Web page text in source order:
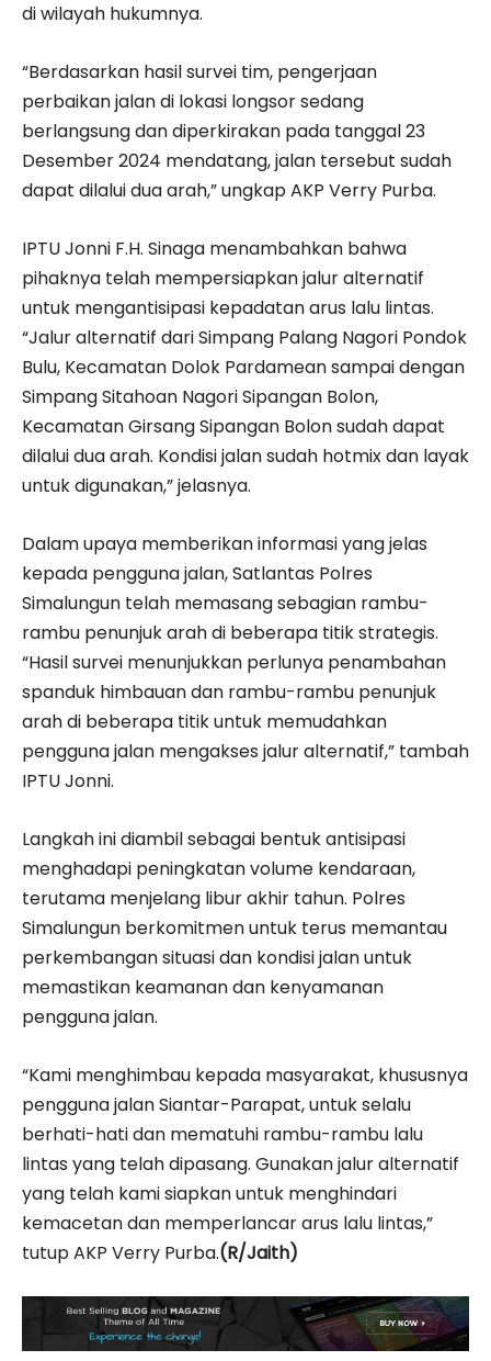
di wilayah hukumnya.
“Berdasarkan hasil survei tim, pengerjaan
perbaikan jalan di lokasi longsor sedang
berlangsung dan diperkirakan pada tanggal 23
Desember 2024 mendatang, jalan tersebut sudah
dapat dilalui dua arah,” ungkap AKP Verry Purba.
IPTU Jonni F.H. Sinaga menambahkan bahwa
pihaknya telah mempersiapkan jalur alternatif
untuk mengantisipasi kepadatan arus lalu lintas.
“Jalur alternatif dari Simpang Palang Nagori Pondok
Bulu, Kecamatan Dolok Pardamean sampai dengan
Simpang Sitahoan Nagori Sipangan Bolon,
Kecamatan Girsang Sipangan Bolon sudah dapat
dilalui dua arah. Kondisi jalan sudah hotmix dan layak
untuk digunakan,” jelasnya.
Dalam upaya memberikan informasi yang jelas
kepada pengguna jalan, Satlantas Polres
Simalungun telah memasang sebagian rambu-
rambu penunjuk arah di beberapa titik strategis.
“Hasil survei menunjukkan perlunya penambahan
spanduk himbauan dan rambu-rambu penunjuk
arah di beberapa titik untuk memudahkan
pengguna jalan mengakses jalur alternatif,” tambah
IPTU Jonni.
Langkah ini diambil sebagai bentuk antisipasi
menghadapi peningkatan volume kendaraan,
terutama menjelang libur akhir tahun. Polres
Simalungun berkomitmen untuk terus memantau
perkembangan situasi dan kondisi jalan untuk
memastikan keamanan dan kenyamanan
pengguna jalan.
“Kami menghimbau kepada masyarakat, khususnya
pengguna jalan Siantar-Parapat, untuk selalu
berhati-hati dan mematuhi rambu-rambu lalu
lintas yang telah dipasang. Gunakan jalur alternatif
yang telah kami siapkan untuk menghindari
kemacetan dan memperlancar arus lalu lintas,”
tutup AKP Verry Purba.(R/Jaith)